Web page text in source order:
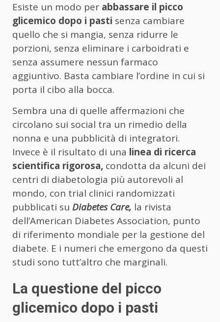
Esiste un modo per abbassare il picco
glicemico dopo i pasti senza cambiare
quello che si mangia, senza ridurre le
porzioni, senza eliminare i carboidrati e
senza assumere nessun farmaco
aggiuntivo. Basta cambiare l’ordine in cui si
porta il cibo alla bocca.
Sembra una di quelle affermazioni che
circolano sui social tra un rimedio della
nonna e una pubblicità di integratori.
Invece è il risultato di una linea di ricerca
scientifica rigorosa, condotta da alcuni dei
centri di diabetologia più autorevoli al
mondo, con trial clinici randomizzati
pubblicati su Diabetes Care, la rivista
dell’American Diabetes Association, punto
di riferimento mondiale per la gestione del
diabete. E i numeri che emergono da questi
studi sono tutt’altro che marginali.
La questione del picco
glicemico dopo i pasti